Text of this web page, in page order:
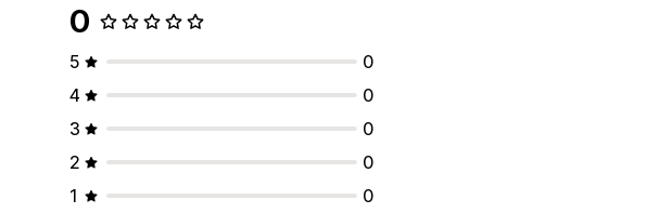
0
5
0
4
0
3
0
2
0
1
0